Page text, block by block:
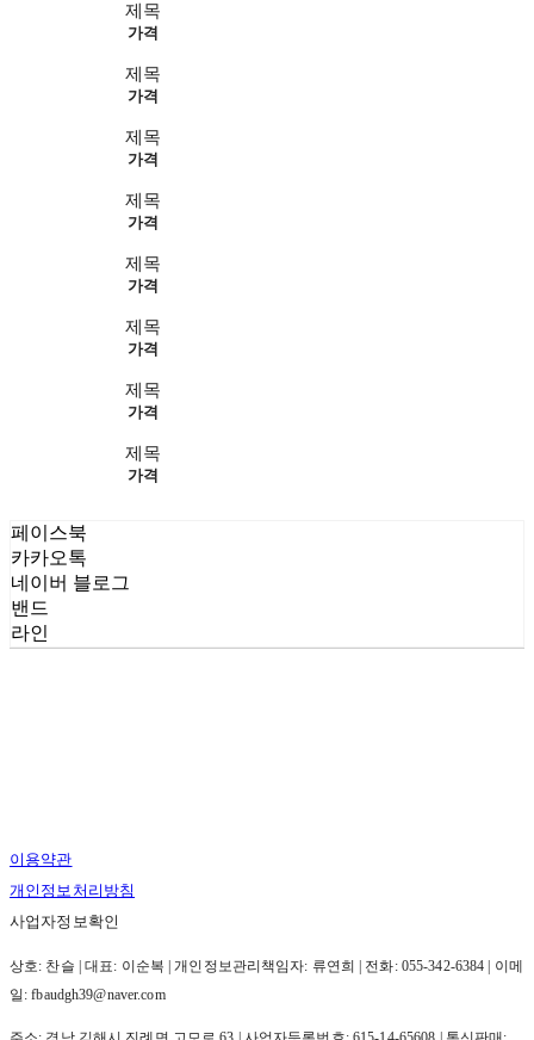
제목
가격
제목
가격
제목
가격
제목
가격
제목
가격
제목
가격
제목
가격
제목
가격
페이스북
카카오톡
네이버 블로그
밴드
라인
이용약관
개인정보처리방침
사업자정보확인
상호: 찬슬 | 대표: 이순복 | 개인정보관리책임자: 류연희 | 전화: 055-342-6384 | 이메
일: fbaudgh39@naver.com